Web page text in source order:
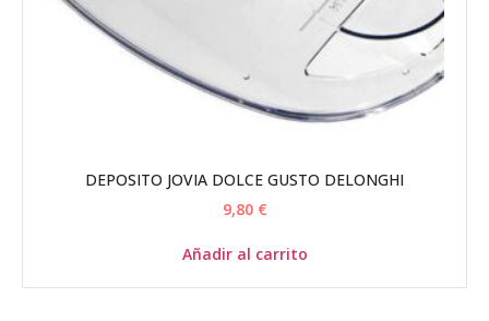
DEPOSITO JOVIA DOLCE GUSTO DELONGHI
9,80 €
Añadir al carrito